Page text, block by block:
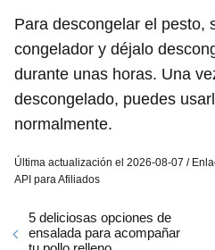
Para descongelar el pesto,
congelador y déjalo
durante unas horas. Una
descongelado, puedes
normalmente.
Última actualización el 2026-08-07 /
API para Afiliados
5 deliciosas opciones de
ensalada para acompañar